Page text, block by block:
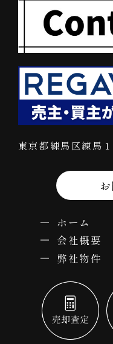
東京都練馬区練馬
ホーム
会社概要
弊社物件